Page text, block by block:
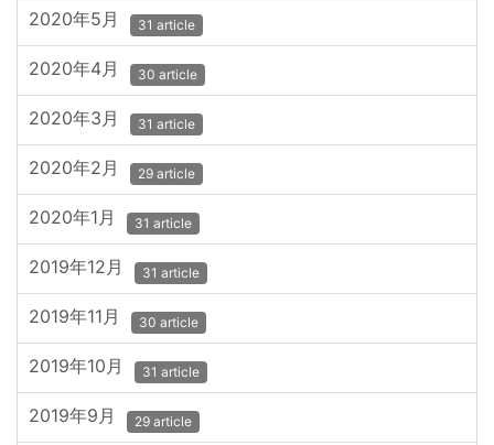
2020年5月 31 article
2020年4月 30 article
2020年3月 31 article
2020年2月 29 article
2020年1月 31 article
2019年12月 31 article
2019年11月 30 article
2019年10月 31 article
2019年9月 29 article